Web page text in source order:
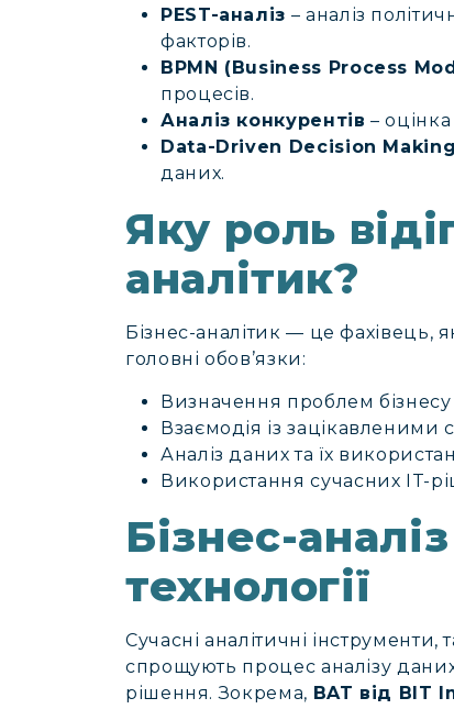
PEST-аналіз – аналіз
факторів.
BPMN (Business Process
процесів.
Аналіз конкурентів –
Data-Driven Decision
даних.
Яку роль
аналітик?
Бізнес-аналітик — це фахівець,
головні обов’язки:
Визначення проблем
Взаємодія із зацікавленими
Аналіз даних та їх
Використання сучасних IT-
Бізнес-
технології
Сучасні аналітичні інструменти,
спрощують процес аналізу
рішення. Зокрема, BAT від BIT